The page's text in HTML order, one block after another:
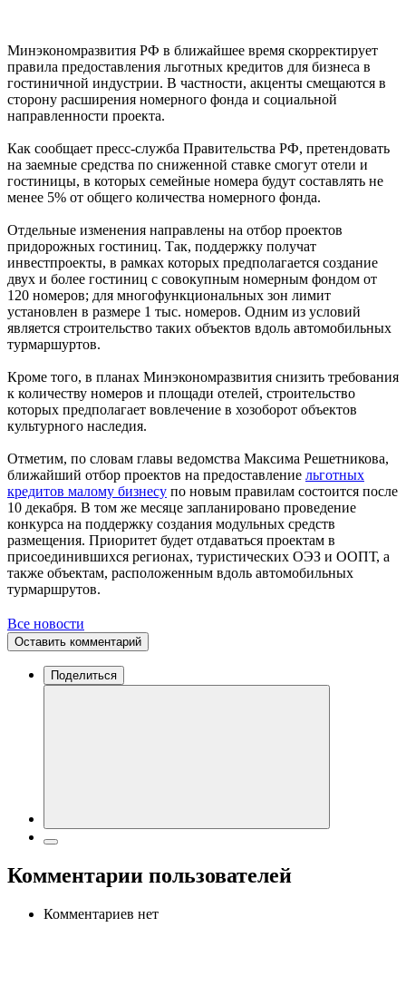
Минэкономразвития РФ в ближайшее время скорректирует
правила предоставления льготных кредитов для бизнеса в
гостиничной индустрии. В частности, акценты смещаются в
сторону расширения номерного фонда и социальной
направленности проекта.
Как сообщает пресс-служба Правительства РФ, претендовать
на заемные средства по сниженной ставке смогут отели и
гостиницы, в которых семейные номера будут составлять не
менее 5% от общего количества номерного фонда.
Отдельные изменения направлены на отбор проектов
придорожных гостиниц. Так, поддержку получат
инвестпроекты, в рамках которых предполагается создание
двух и более гостиниц с совокупным номерным фондом от
120 номеров; для многофункциональных зон лимит
установлен в размере 1 тыс. номеров. Одним из условий
является строительство таких объектов вдоль автомобильных
турмаршуртов.
Кроме того, в планах Минэкономразвития снизить требования
к количеству номеров и площади отелей, строительство
которых предполагает вовлечение в хозоборот объектов
культурного наследия.
Отметим, по словам главы ведомства Максима Решетникова,
ближайший отбор проектов на предоставление льготных
кредитов малому бизнесу по новым правилам состоится после
10 декабря. В том же месяце запланировано проведение
конкурса на поддержку создания модульных средств
размещения. Приоритет будет отдаваться проектам в
присоединившихся регионах, туристических ОЭЗ и ООПТ, а
также объектам, расположенным вдоль автомобильных
турмаршрутов.
Все новости
Оставить комментарий
Поделиться
Комментарии пользователей
Комментариев нет